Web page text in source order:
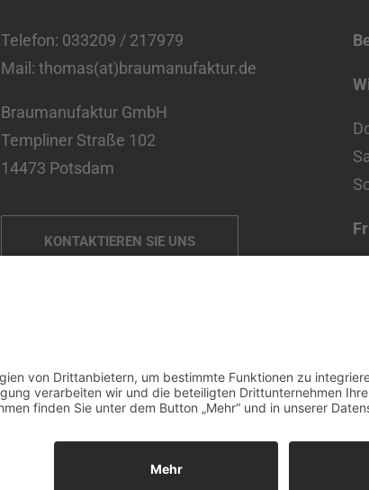
Telefon: 033209 / 217979
Mail: thomas(at)braumanufaktur.de
Braumanufaktur GmbH
Templiner Straße 102
14473 Potsdam
KONTAKTIEREN SIE UNS
Impressum Datenschutzerklärung